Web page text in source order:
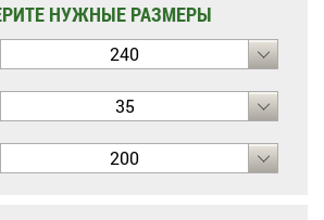
НУЖНЫЕ РАЗМЕРЫ
240
35
200